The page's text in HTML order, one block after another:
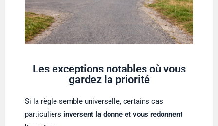
Les exceptions notables où vous
gardez la priorité
Si la règle semble universelle, certains cas
particuliers inversent la donne et vous redonnent